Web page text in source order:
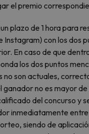
el premio
plazo de 1 hora para
Instagram) con los dos
En caso de que
los dos puntos
no son actuales,
ganador no es mayor
del concurso y
inmediatamente entre
siendo de